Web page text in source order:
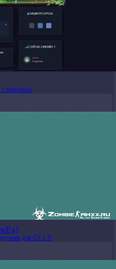
шаблоны
для CS 1.6